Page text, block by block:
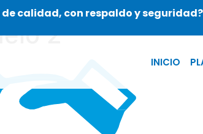
de calidad, con respaldo y seguridad?
INICIO
2